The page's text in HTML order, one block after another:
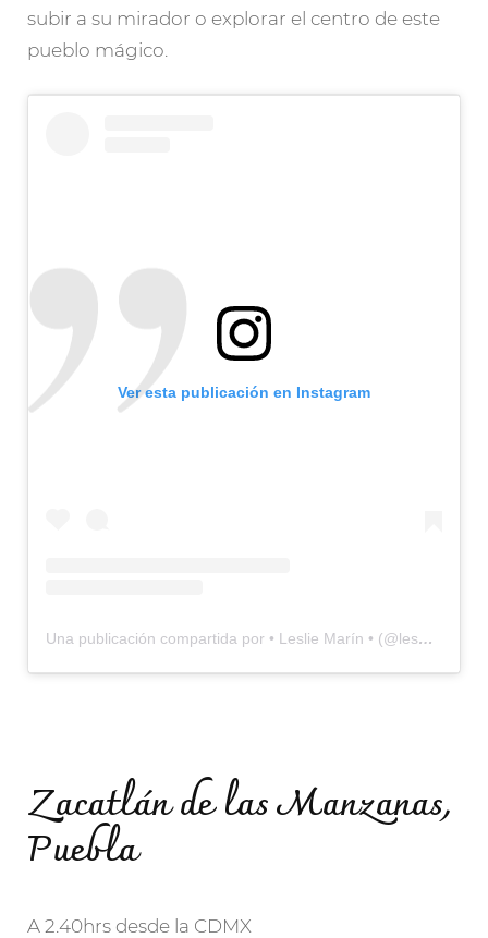
subir a su mirador o explorar el centro de este
pueblo mágico.
Ver esta publicación en Instagram
Una publicación compartida por • Leslie Marín • (@lesmarinv)
Zacatlán de las Manzanas,
Puebla
A 2.40hrs desde la CDMX